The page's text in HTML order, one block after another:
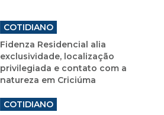
COTIDIANO
Fidenza Residencial alia
exclusividade, localização
privilegiada e contato com a
natureza em Criciúma
COTIDIANO